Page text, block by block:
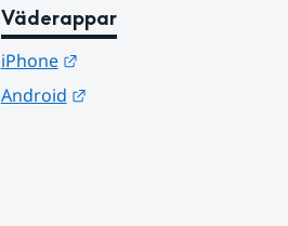
Väderappar
iPhone
Länk till annan webbplats.
Android
Länk till annan webbplats.